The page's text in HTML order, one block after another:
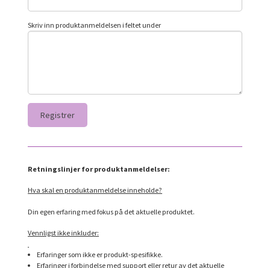
Skriv inn produktanmeldelsen i feltet under
Retningslinjer for produktanmeldelser:
Hva skal en produktanmeldelse inneholde?
Din egen erfaring med fokus på det aktuelle produktet.
Vennligst ikke inkluder:
Erfaringer som ikke er produkt-spesifikke.
Erfaringer i forbindelse med support eller retur av det aktuelle